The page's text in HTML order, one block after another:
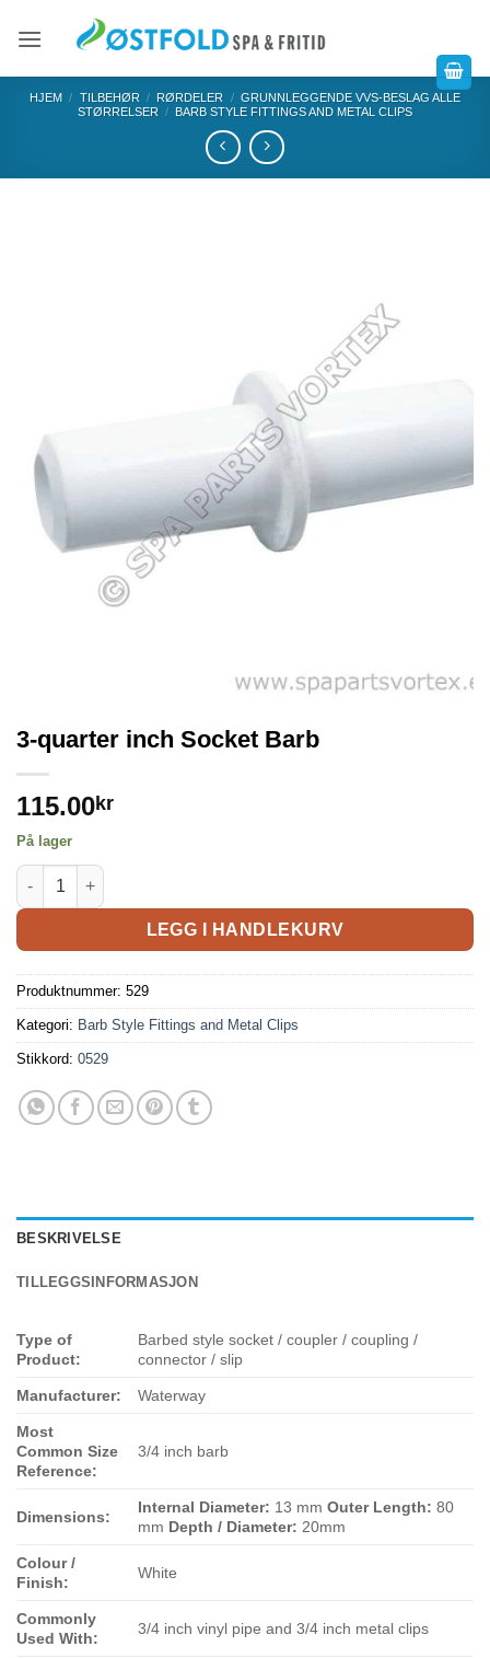
HJEM / TILBEHØR / RØRDELER / GRUNNLEGGENDE VVS-BESLAG ALLE
STØRRELSER / BARB STYLE FITTINGS AND METAL CLIPS
3-quarter inch Socket Barb
115.00kr
På lager
LEGG I HANDLEKURV
Produktnummer: 529
Kategori: Barb Style Fittings and Metal Clips
Stikkord: 0529
BESKRIVELSE
TILLEGGSINFORMASJON
Type of
Product:
Barbed style socket / coupler / coupling /
connector / slip
Manufacturer: Waterway
Most
Common Size
Reference:
3/4 inch barb
Dimensions:
Internal Diameter: 13 mmOuter Length: 80
mm Depth / Diameter: 20mm
Colour /
Finish:
White
Commonly
Used With:
3/4 inch vinyl pipe and 3/4 inch metal clips